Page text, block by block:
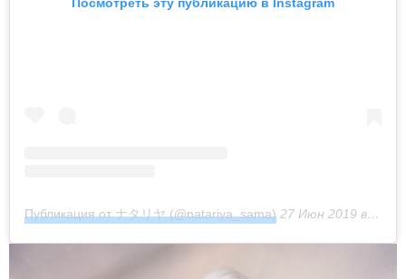
Посмотреть эту публикацию в Instagram
Публикация от ナタリヤ (@natariya_sama) 27 Июн 2019 в 10:31 PDT